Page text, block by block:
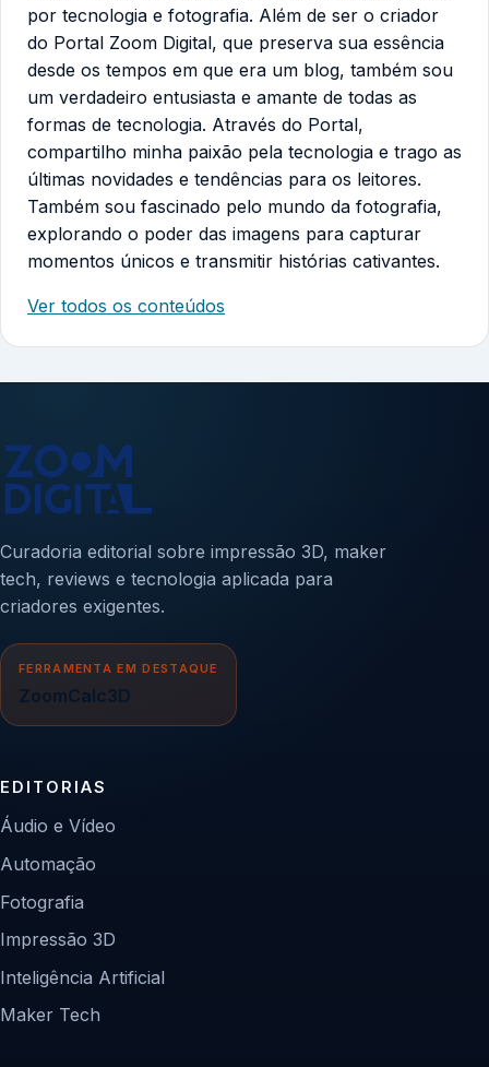
por tecnologia e fotografia. Além de ser o criador
do Portal Zoom Digital, que preserva sua essência
desde os tempos em que era um blog, também sou
um verdadeiro entusiasta e amante de todas as
formas de tecnologia. Através do Portal,
compartilho minha paixão pela tecnologia e trago as
últimas novidades e tendências para os leitores.
Também sou fascinado pelo mundo da fotografia,
explorando o poder das imagens para capturar
momentos únicos e transmitir histórias cativantes.
Ver todos os conteúdos
Curadoria editorial sobre impressão 3D, maker
tech, reviews e tecnologia aplicada para
criadores exigentes.
FERRAMENTA EM DESTAQUE
ZoomCalc3D
EDITORIAS
Áudio e Vídeo
Automação
Fotografia
Impressão 3D
Inteligência Artificial
Maker Tech